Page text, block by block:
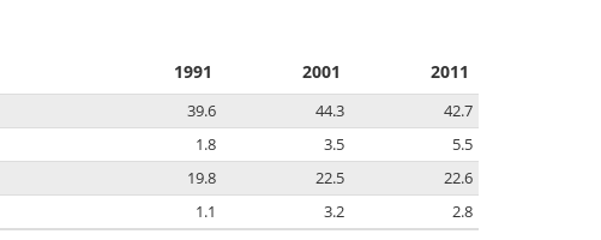
1991 2001 2011
39.6 44.3
42.7
1.8 3.5
5.5
19.8 22.5
22.6
1.1 3.2 2.8